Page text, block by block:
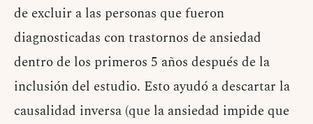
de excluir a las personas que fueron
diagnosticadas con trastornos de ansiedad
dentro de los primeros 5 años después de la
inclusión del estudio. Esto ayudó a descartar la
causalidad inversa (que la ansiedad impide que